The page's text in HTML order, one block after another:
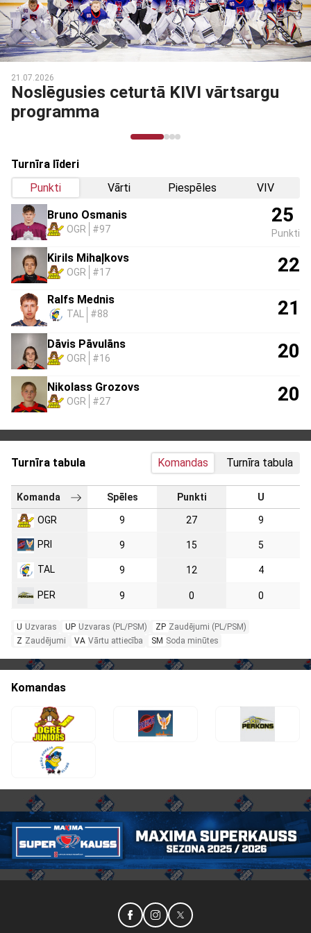
03.03.2026
Noslēdzies Talantu Izcilības
programmas otrais posms
Turnīra līderi
Punkti
Vārti Piespēles VIV
Bruno Osmanis
OGR #97
25
Punkti
Kirils Mihaļkovs
OGR #17 22
Ralfs Mednis
TAL #88 21
Dāvis Pāvulāns
OGR #16 20
Nikolass Grozovs
OGR #27 20
Turnīra tabula Komandas Turnīra tabula
Komanda Spēles Punkti U
OGR 9 27 9
PRI 9 15 5
TAL 9 12 4
PER 9 0 0
U Uzvaras UP Uzvaras (PL/PSM) ZP Zaudējumi (PL/PSM)
Z Zaudējumi VA Vārtu attiecība SM Soda minūtes
Komandas